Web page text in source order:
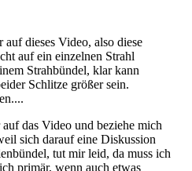
dieses Video, also diese
auf ein einzelnen Strahl
Strahbündel, klar kann
Schlitze größer sein.
das Video und beziehe mich
sich darauf eine Diskussion
tut mir leid, da muss ich
primär, wenn auch etwas